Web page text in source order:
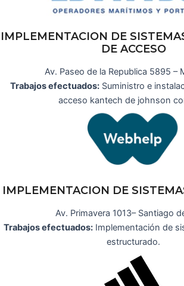
IMPLEMENTACION DE
DE ACCESO
Av. Paseo de la Republica 5895 –
Trabajos efectuados:Suministro e
acceso kantech de johnson
IMPLEMENTACION DE
Av. Primavera 1013– Santiago
Trabajos efectuados: Implementación de
estructurado.